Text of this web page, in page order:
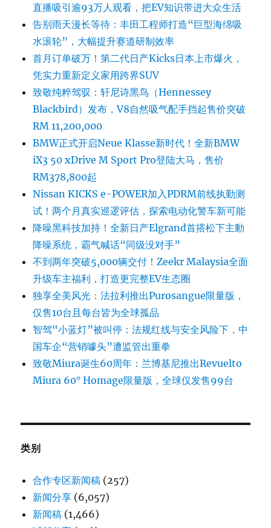
直播吸引逾93万人观看，把EV知识带进大众生活
告别雨天漫长等待：丰田工程师打造“巨型海绵吸
水滚轮”，大幅提升赛道研制效率
首月订单破万！第二代日产Kicks日本上市爆火，
凭实力重新定义家用跨界SUV
致敬纯粹驾驭：轩尼诗黑鸟（Hennessey
Blackbird）发布，V8自然吸气配手挡起售价突破
RM 11,200,000
BMW正式开启Neue Klasse新时代！全新BMW
iX3 50 xDrive M Sport Pro登陆大马，售价
RM378,800起
Nissan KICKS e-POWER加入PDRM前线执勤测
试！两个月真实巡逻评估，探索电动化警车新可能
降噪黑科技加持！全新日产Elgrand首搭松下主動
降噪系统，霸气喊话“同级没对手”
不到两年突破5,000辆交付！Zeekr Malaysia全面
升级车主福利，打造更完整EV生态圈
独享全美风光：法拉利推出Purosangue限量版，
仅售10台且每台皆为全球孤品
智驾“小蓝灯”被叫停：法规红线与安全风险下，中
国车企“营销噱头”遭监管出重拳
致敬Miura诞生60周年：兰博基尼推出Revuelto
Miura 60° Homage限量版，全球仅发售99台
类别
合作专区新闻稿 (257)
新闻分享 (6,057)
新闻稿 (1,466)